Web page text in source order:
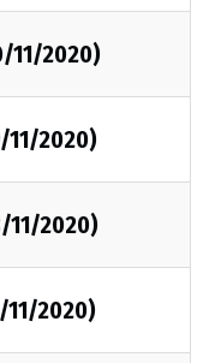
11/2020)
11/2020)
11/2020)
11/2020)